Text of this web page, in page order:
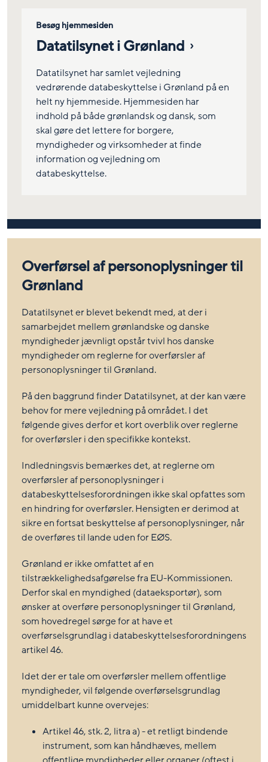
Besøg hjemmesiden
Datatilsynet i Grønland
Datatilsynet har samlet vejledning
vedrørende databeskyttelse i Grønland på en
helt ny hjemmeside. Hjemmesiden har
indhold på både grønlandsk og dansk, som
skal gøre det lettere for borgere,
myndigheder og virksomheder at finde
information og vejledning om
databeskyttelse.
Overførsel af personoplysninger til
Grønland
Datatilsynet er blevet bekendt med, at der i
samarbejdet mellem grønlandske og danske
myndigheder jævnligt opstår tvivl hos danske
myndigheder om reglerne for overførsler af
personoplysninger til Grønland.
På den baggrund finder Datatilsynet, at der kan være
behov for mere vejledning på området. I det
følgende gives derfor et kort overblik over reglerne
for overførsler i den specifikke kontekst.
Indledningsvis bemærkes det, at reglerne om
overførsler af personoplysninger i
databeskyttelsesforordningen ikke skal opfattes som
en hindring for overførsler. Hensigten er derimod at
sikre en fortsat beskyttelse af personoplysninger, når
de overføres til lande uden for EØS.
Grønland er ikke omfattet af en
tilstrækkelighedsafgørelse fra EU-Kommissionen.
Derfor skal en myndighed (dataeksportør), som
ønsker at overføre personoplysninger til Grønland,
som hovedregel sørge for at have et
overførselsgrundlag i databeskyttelsesforordningens
artikel 46.
Idet der er tale om overførsler mellem offentlige
myndigheder, vil følgende overførselsgrundlag
umiddelbart kunne overvejes:
Artikel 46, stk. 2, litra a) - et retligt bindende
instrument, som kan håndhæves, mellem